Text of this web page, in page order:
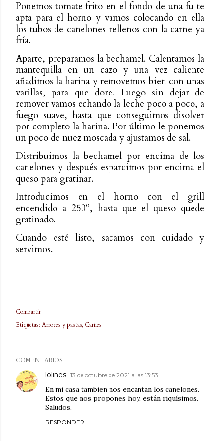
Ponemos tomate frito en el fondo de una fu te
apta para el horno y vamos colocando en ella
los tubos de canelones rellenos con la carne ya
fría.
Aparte, preparamos la bechamel. Calentamos la
mantequilla en un cazo y una vez caliente
añadimos la harina y removemos bien con unas
varillas, para que dore. Luego sin dejar de
remover vamos echando la leche poco a poco, a
fuego suave, hasta que conseguimos disolver
por completo la harina. Por último le ponemos
un poco de nuez moscada y ajustamos de sal.
Distribuimos la bechamel por encima de los
canelones y después esparcimos por encima el
queso para gratinar.
Introducimos en el horno con el grill
encendido a 250º, hasta que el queso quede
gratinado.
Cuando esté listo, sacamos con cuidado y
servimos.
Compartir
Etiquetas: Arroces y pastas Carnes
COMENTARIOS
lolines 13 de octubre de 2021 a las 13:53
En mi casa tambien nos encantan los canelones.
Estos que nos propones hoy, están riquísimos.
Saludos.
RESPONDER